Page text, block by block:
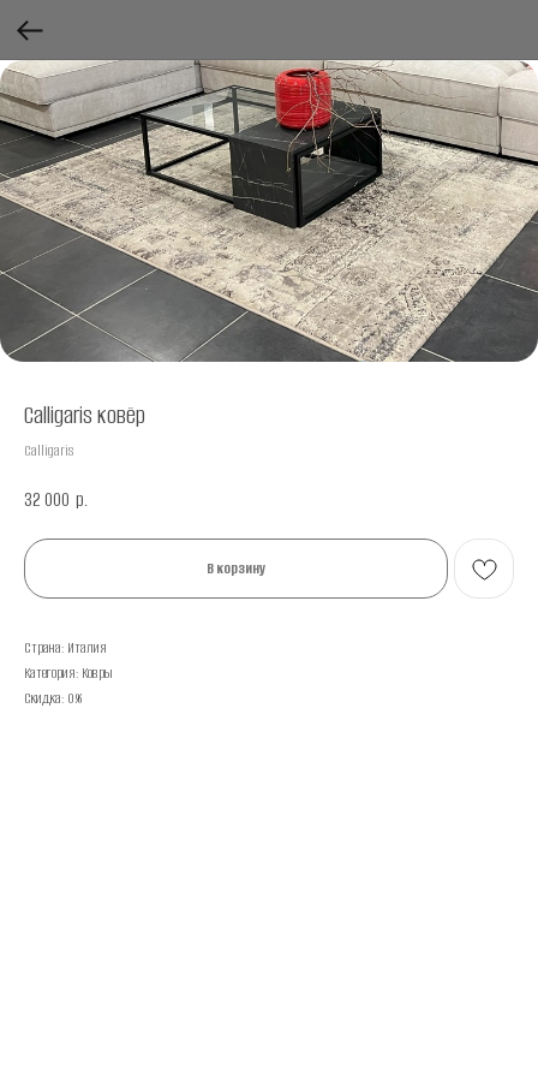
Calligaris ковёр
Calligaris
32 000 р.
В корзину
Страна: Италия
Категория: Ковры
Скидка: 0%